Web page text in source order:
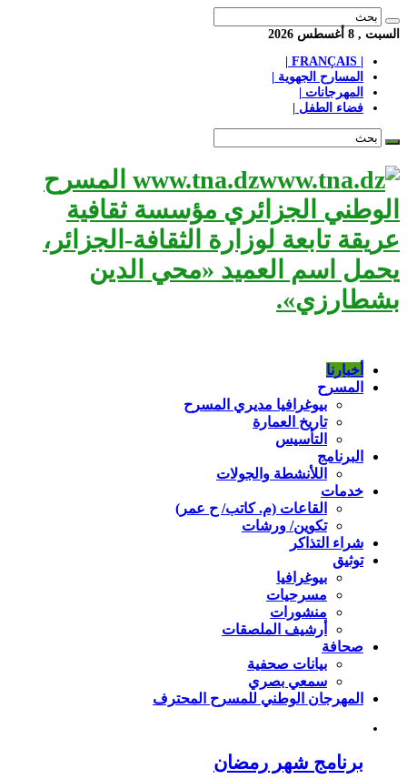
السبت , 8 أغسطس 2026
المسارح الجهوية |
المهرجانات |
فضاء الطفل |
www.tna.dz المسرح
الوطني الجزائري مؤسسة ثقافية
عريقة تابعة لوزارة الثقافة-الجزائر،
يحمل اسم العميد «محي الدين
بشطارزي».
أخبارنا
المسرح
بيوغرافيا مديري المسرح
تاريخ العمارة
التأسيس
البرنامج
اللأنشطة والجولات
خدمات
القاعات (م. كاتب/ ح عمر)
تكوين/ ورشات
شراء التذاكر
توثيق
بيوغرافيا
مسرحيات
منشورات
أرشيف الملصقات
صحافة
بيانات صحفية
سمعي بصري
المهرجان الوطني للمسرح المحترف
برنامج شهر رمضان